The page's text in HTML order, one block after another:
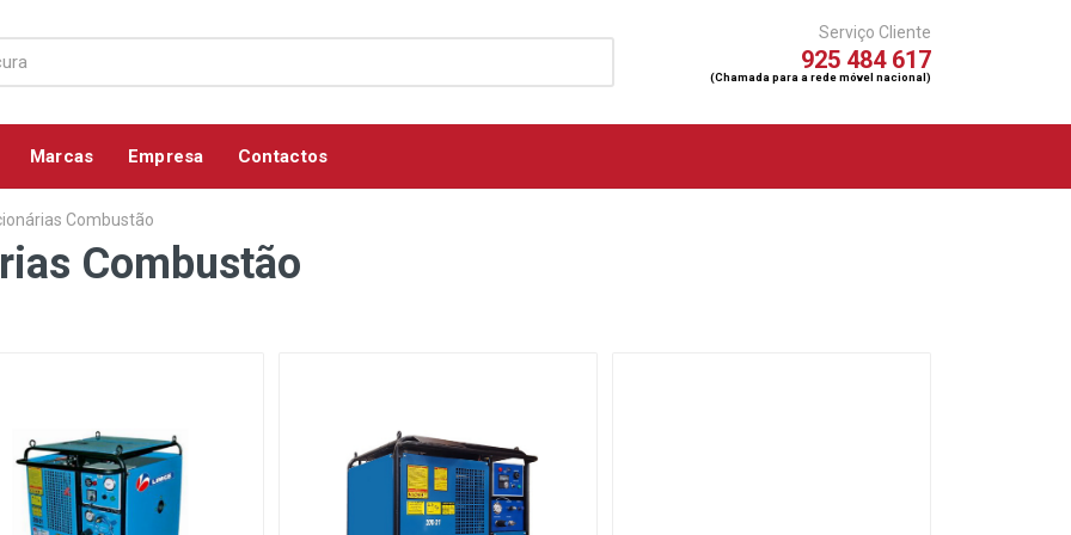
Serviço Cliente
925 484 617
(Chamada para a rede móvel nacional)
Marcas Empresa Contactos
Combustão
Combustão